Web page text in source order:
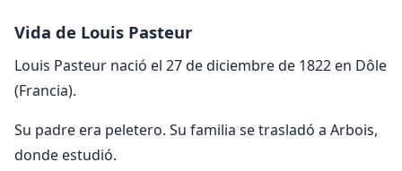
Vida de Louis Pasteur
Louis Pasteur nació el 27 de diciembre de 1822 en Dôle
(Francia).
Su padre era peletero. Su familia se trasladó a Arbois,
donde estudió.